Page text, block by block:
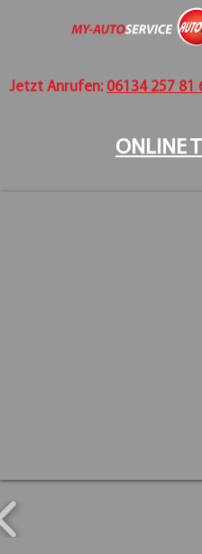
ONLINE
Jetzt Anrufen: 06134 257 81